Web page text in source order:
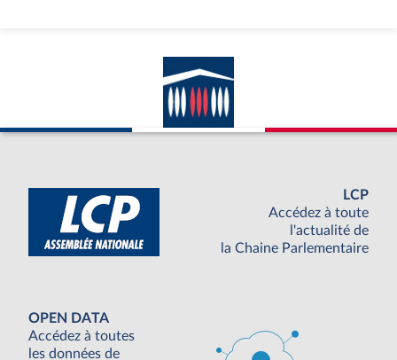
LCP
Accédez à toute
l'actualité de
la Chaine Parlementaire
OPEN DATA
Accédez à toutes
les données de